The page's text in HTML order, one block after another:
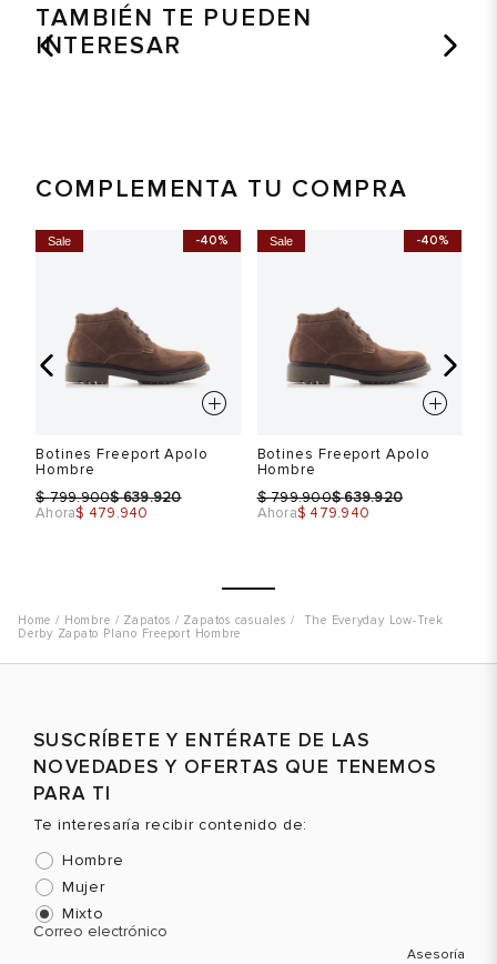
TAMBIÉN TE PUEDEN
INTERESAR
COMPLEMENTA TU COMPRA
-40%
Sale
Botines Freeport Apolo
Hombre
$799.900$639.920
Ahora$ 479.940
EUR
USA
41
42 9
Color
-40%
Sale
Botines Freeport Apolo
Hombre
$799.900$639.920
Ahora$ 479.940
EUR
Hombre Zapatos Zapatos casuales
The Everyday Low-Trek
Derby Zapato Plano Freeport Hombre
SUSCRÍBETE Y ENTÉRATE DE LAS
NOVEDADES Y OFERTAS QUE TENEMOS
PARA TI
Te interesaría recibir contenido de:
Hombre
Mujer
Mixto
Correo electrónico